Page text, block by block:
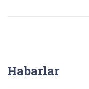
Habarlar